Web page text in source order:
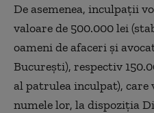
De asemenea, inculpații
valoare de 500.000 lei
oameni de afaceri și
București), respectiv
al patrulea inculpat), care
numele lor, la dispoziția